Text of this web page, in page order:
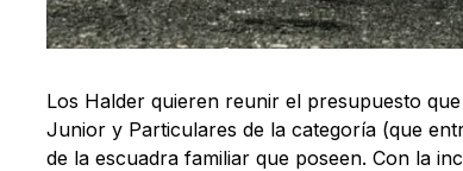
Los Halder quieren reunir el presupuesto
Junior y Particulares de la categoría (que
de la escuadra familiar que poseen. Con la